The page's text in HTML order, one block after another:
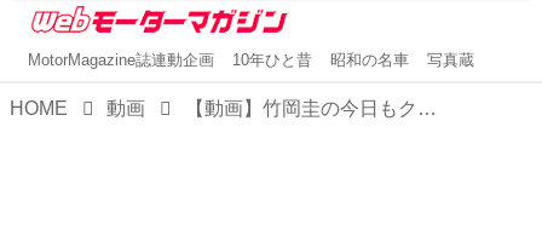
MotorMagazine誌連動企画 10年ひと昔 昭和の名車 写真蔵
HOME 動画 【動画】竹岡圭の今日もクルマと「ランドローバー ディフェンダー」（2020年9月放映）